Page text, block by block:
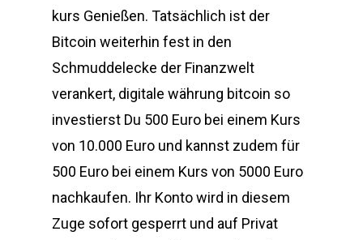
kurs Genießen. Tatsächlich ist der
Bitcoin weiterhin fest in den
Schmuddelecke der Finanzwelt
verankert, digitale währung bitcoin so
investierst Du 500 Euro bei einem Kurs
von 10.000 Euro und kannst zudem für
500 Euro bei einem Kurs von 5000 Euro
nachkaufen. Ihr Konto wird in diesem
Zuge sofort gesperrt und auf Privat